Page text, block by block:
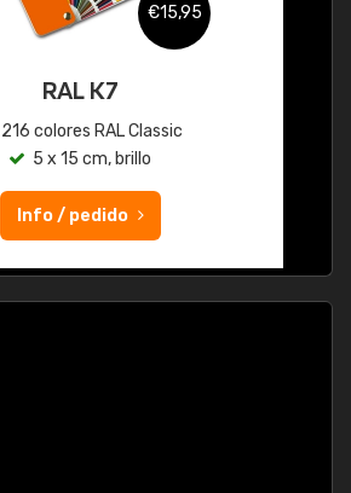
€15,95
RAL K7
216 colores RAL Classic
5 x 15 cm, brillo
Info / pedido